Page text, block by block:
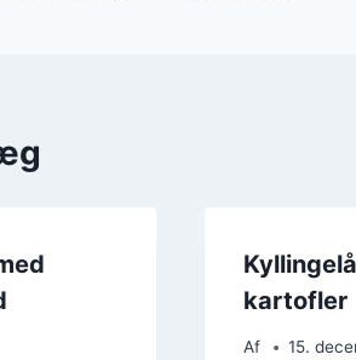
kartofler
Af 15.